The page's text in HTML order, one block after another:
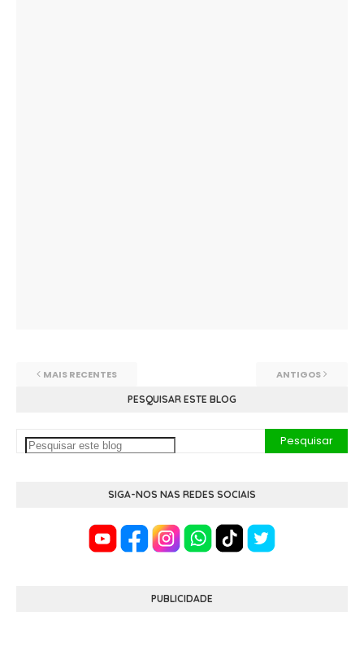
MAIS RECENTES ANTIGOS
PESQUISAR ESTE BLOG
SIGA-NOS NAS REDES SOCIAIS
PUBLICIDADE